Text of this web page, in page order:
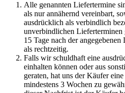
Alle genannten Liefertermine
als nur annähernd vereinbart,
ausdrücklich als verbindlich
unverbindlichen
15 Tage nach der
als rechtzeitig.
Falls wir schuldhaft eine
einhalten können oder aus
geraten, hat uns der Käufer
mindestens 3 Wochen zu